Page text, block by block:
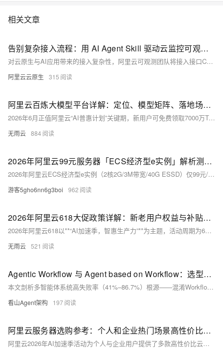
相关文章
告别复杂接入流程：用 AI Agent Skill 驱动云监控可观测接入
对云原生与AI应用带来的接入复杂性，阿里云可观测团队将接入接口CLI化，并提供开箱即用的Skill，支持主流的APM和AI应用高效接入，用户仅需自然语言描述即可完成自动化接入，显著降低运维门槛。
阿里云云原生 315
阿里云百炼大模型平台详解：定位、模型矩阵、落地场景与计费方案
2026年6月正值阿里云“AI普惠计划”关键期，新用户可免费领取7000万Tokens、首月Pro版免费，企业用户享高额迁移补贴，是体验与落地百炼平台的最佳时机。未来，随着模型能力的持续迭代、应用生态的不断丰富、安全体系的日益完善，阿里云百炼将进一步渗透千行百业，成为企业与用户使用AI大模型的“标配平台”，助力中国AI产业规模化、普惠化发展。
无雨云 884
2026年阿里云99元服务器「ECS经济型e实例」解析测评，超高性价比
2026年阿里云ECS经济型e实例（2核2G/3M带宽/40G ESSD）仅99元/年，新老用户同享，续费不涨价。搭载Intel Xeon Platinum处理器（主频2.5GHz），支持轻量建站、开发测试等场景，性价比极高。阿里云99元服务器活动：https://t.aliyun.com/U/OTnSAH
游客5gho6nn6g3boi 962
2026年阿里云618大促政策详解：新老用户权益与补贴规则
2026年阿里云618以**“AI加速季，智惠生产力”**为主题，活动周期为6月1日至6月30日，为期30天，是阿里云年度力度最大的云产品促销活动。本次大促投入**5亿元算力补贴**，覆盖轻量应用服务器、ECS云服务器、GPU高性能实例、数据库、AI大模型、存储与CDN等全品类产品，构建“新客秒杀、老客同价、企业补贴、AI特惠”的完整优惠体系。政策层面打破行业“首年低价、次年涨价”的痛点，推出**续费同价至2029年**、**新老用户权益互通**、**企业迁云高额补贴**等核心规则，同时将AI产品纳入优惠核心，通义千问主力模型直降97%，GPU实例低至1.5折。本文从活动基础信息、核心优惠政策
无雨云 521
Agentic Workflow 与 Agent based on Workflow：选型踩坑实录与六维决策框架
本文剖析多智能体系统高失败率（41%–86.7%）根源——混淆Workflow（人控、确定性）与Agent（AI控、概率性）。基于Anthropic框架与真实案例，提出六维选型验收法：本质、验收、排障、演进、成本、落地，助力企业规避“伪Agent”陷阱，实现智能体工程范式升级。
看山Agent架构 197
阿里云服务器选购参考：个人和企业热门场景高性价比云服务器配置与活动价格
阿里云2026年AI加速季活动为个人与企业用户提供了多款高性价比云服务器。个人站长推荐38元/年轻量应用服务器（2核2G）入门，99元/年经济型e实例和199元/年u1实例满足进阶需求，支持AI应用快速部署。企业用户可根据场景选择：初期展示站推荐经济型e实例或u2i实例，品牌官网选4核8G u2i或g9i，视频购物类选4核16G u2i或8核16G c9i，游戏软件类选8核32G g9i或8核64G r9i。